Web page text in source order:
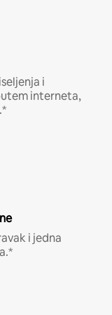
i
interneta,
i jedna